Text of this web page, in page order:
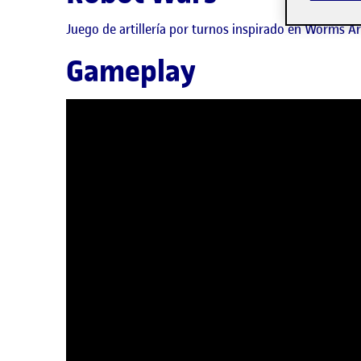
Juego de artillería por turnos inspirado en Worms
Gameplay